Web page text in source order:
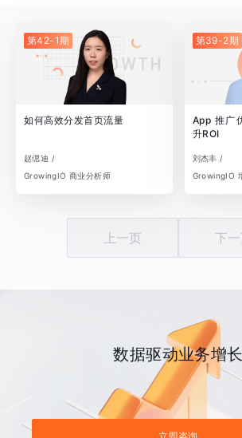
第42-1期
如何高效分发首页流量
赵偲迪 /
GrowingIO 商业分析师
第39-2期
App 推广
升ROI
刘杰丰 /
GrowingIO
上一页 下
数据驱动业务增长